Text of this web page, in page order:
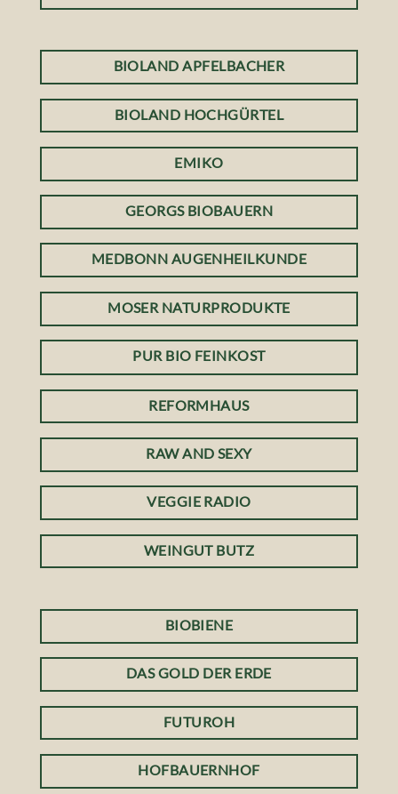
BIOLAND APFELBACHER
BIOLAND HOCHGÜRTEL
EMIKO
GEORGS BIOBAUERN
MEDBONN AUGENHEILKUNDE
MOSER NATURPRODUKTE
PUR BIO FEINKOST
REFORMHAUS
RAW AND SEXY
VEGGIE RADIO
WEINGUT BUTZ
BIOBIENE
DAS GOLD DER ERDE
FUTUROH
HOFBAUERNHOF